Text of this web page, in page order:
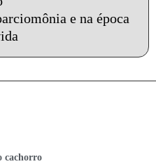
e na época
cachorro